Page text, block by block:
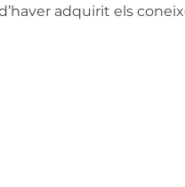
adquirit els